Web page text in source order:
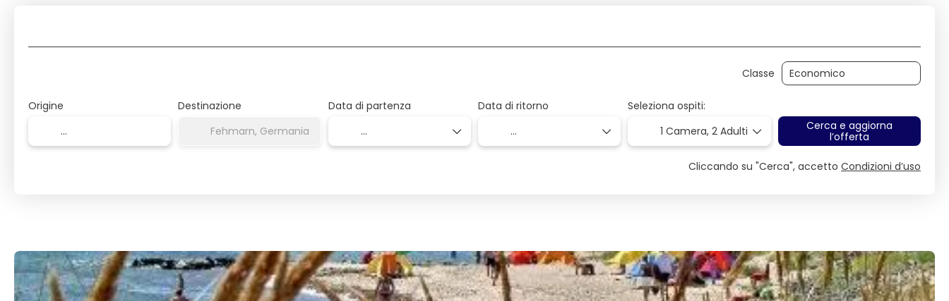
Classe
Origine Destinazione Data di partenza Data di ritorno
Seleziona ospiti:
1 Camera,2 Adulti
Cerca e aggiorna
l’offerta
Cliccando su "Cerca", accetto Condizioni d’uso